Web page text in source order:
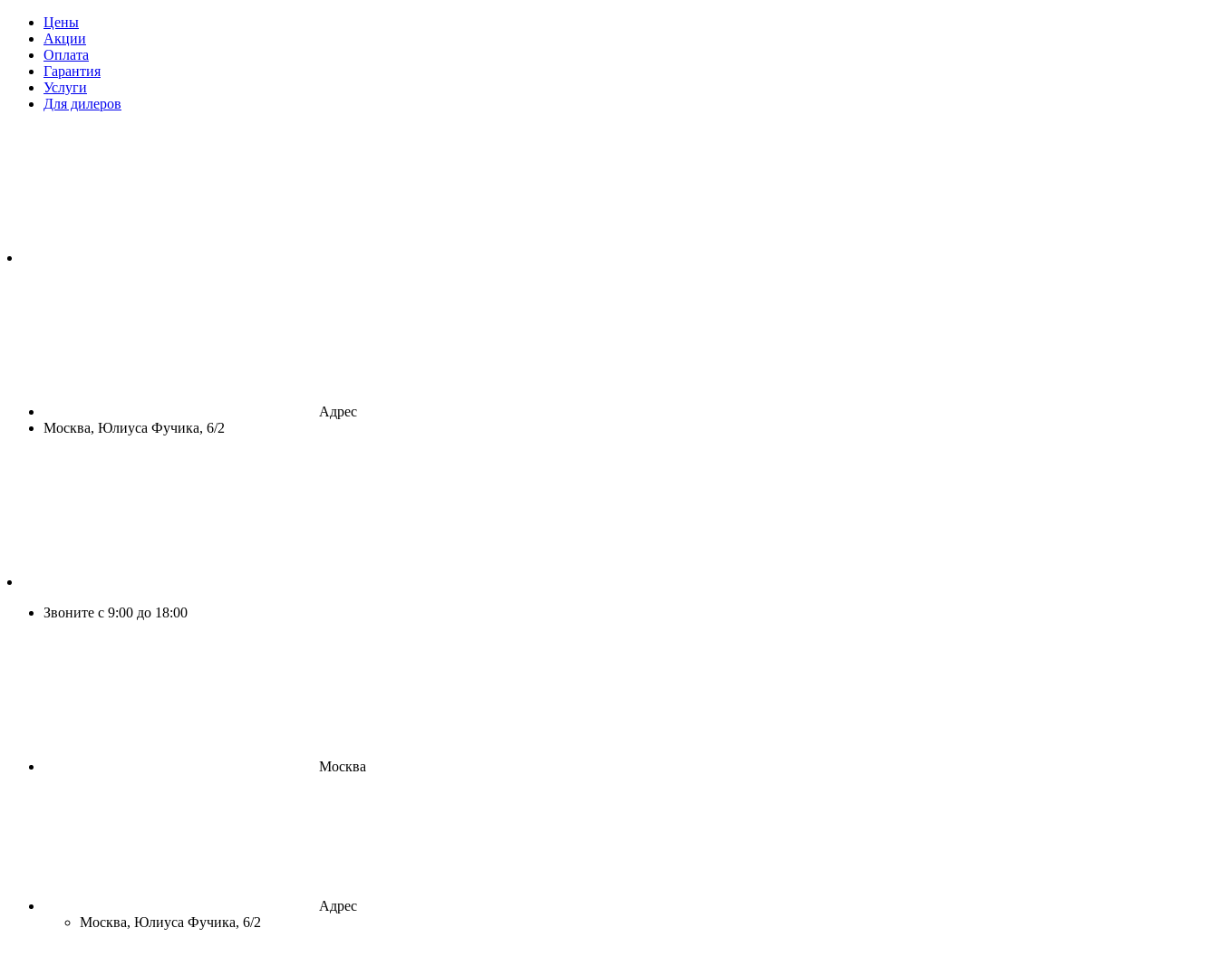
Цены
Акции
Оплата
Гарантия
Услуги
Для дилеров
Адрес
Москва, Юлиуса Фучика, 6/2
Звоните с 9:00 до 18:00
Москва
Адрес
Москва, Юлиуса Фучика, 6/2